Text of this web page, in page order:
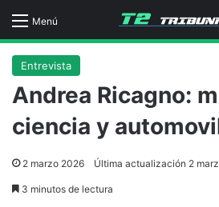
Menú
Entrevista
Andrea Ricagno:
ciencia y
2 marzo 2026 Última actualización 2
3 minutos de lectura